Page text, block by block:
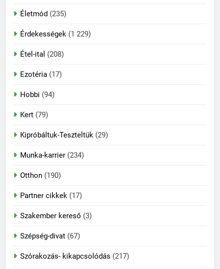
Életmód (235)
Érdekességek (1 229)
Étel-ital (208)
Ezotéria (17)
Hobbi (94)
Kert (79)
Kipróbáltuk-Teszteltük (29)
Munka-karrier (234)
Otthon (190)
Partner cikkek (17)
Szakember kereső (3)
Szépség-divat (67)
Szórakozás- kikapcsolódás (217)